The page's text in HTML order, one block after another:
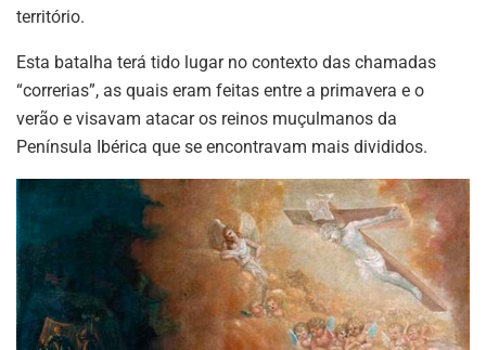
território.
Esta batalha terá tido lugar no contexto das chamadas
“correrias”, as quais eram feitas entre a primavera e o
verão e visavam atacar os reinos muçulmanos da
Península Ibérica que se encontravam mais divididos.